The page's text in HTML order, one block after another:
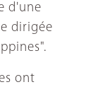
d'une
dirigée
ont